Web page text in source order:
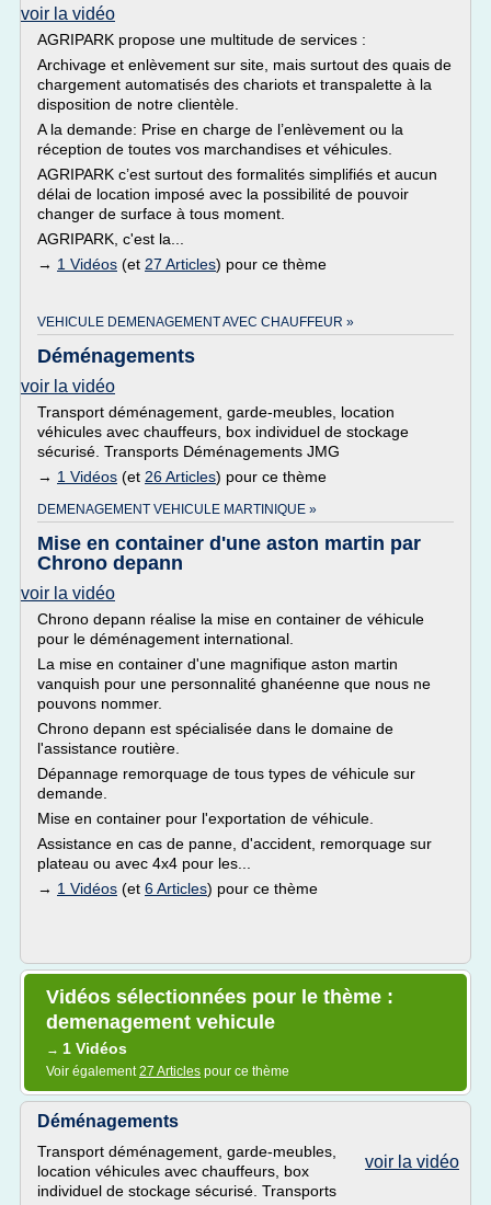
voir la vidéo
AGRIPARK propose une multitude de services :
Archivage et enlèvement sur site, mais surtout des quais de
chargement automatisés des chariots et transpalette à la
disposition de notre clientèle.
A la demande: Prise en charge de l’enlèvement ou la
réception de toutes vos marchandises et véhicules.
AGRIPARK c’est surtout des formalités simplifiés et aucun
délai de location imposé avec la possibilité de pouvoir
changer de surface à tous moment.
AGRIPARK, c'est la...
→ 1 Vidéos (et 27 Articles) pour ce thème
VEHICULE DEMENAGEMENT AVEC CHAUFFEUR »
Déménagements
voir la vidéo
Transport déménagement, garde-meubles, location
véhicules avec chauffeurs, box individuel de stockage
sécurisé. Transports Déménagements JMG
→ 1 Vidéos (et 26 Articles) pour ce thème
DEMENAGEMENT VEHICULE MARTINIQUE »
Mise en container d'une aston martin par
Chrono depann
voir la vidéo
Chrono depann réalise la mise en container de véhicule
pour le déménagement international.
La mise en container d'une magnifique aston martin
vanquish pour une personnalité ghanéenne que nous ne
pouvons nommer.
Chrono depann est spécialisée dans le domaine de
l'assistance routière.
Dépannage remorquage de tous types de véhicule sur
demande.
Mise en container pour l'exportation de véhicule.
Assistance en cas de panne, d'accident, remorquage sur
plateau ou avec 4x4 pour les...
→ 1 Vidéos (et 6 Articles) pour ce thème
Vidéos sélectionnées pour le thème :
demenagement vehicule
→ 1 Vidéos
Voir également27 Articles pour ce thème
Déménagements
voir la vidéo
Transport déménagement, garde-meubles,
location véhicules avec chauffeurs, box
individuel de stockage sécurisé. Transports